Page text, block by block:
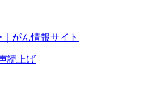
読上げ